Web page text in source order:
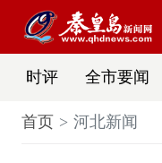
时评 全市要闻
首页 河北新闻